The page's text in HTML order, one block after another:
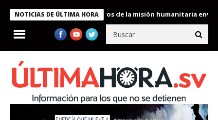
NOTICIAS DE ÚLTIMA HORA
condecora a miembros de la misión humanitaria enviada a